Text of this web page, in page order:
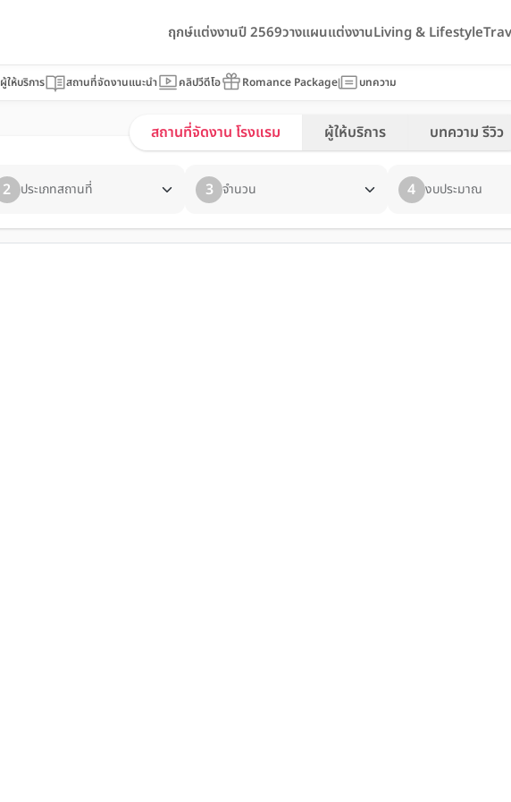
ฤกษ์แต่งงานปี 2569วางแผนแต่งงานLiving & Lifestyle
ผู้ให้บริการ สถานที่จัดงานแนะนำ คลิปวีดีโอ Romance Package บทความ
สถานที่จัดงาน โรงแรม ผู้ให้บริการ บทความ รีวิว
2 ประเภทสถานที่ 3 จำนวน 4 งบประมาณ